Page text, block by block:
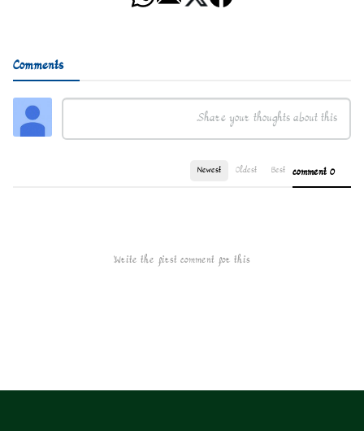
Comments
0 comment
Best
Oldest
Newest
Write the first comment for this!